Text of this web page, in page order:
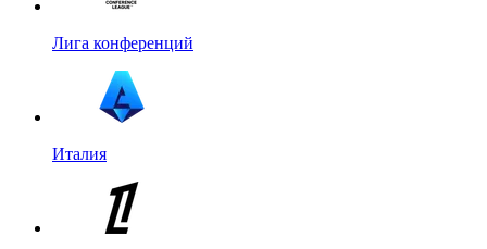
Лига конференций
Италия